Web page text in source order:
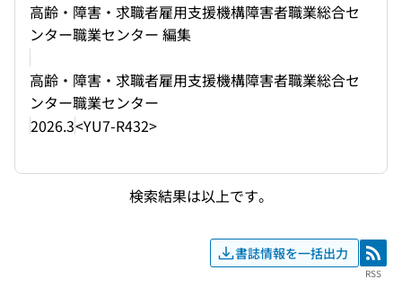
高齢・障害・求職者雇用支援機構障害者職業総合セ
ンター職業センター 編集
高齢・障害・求職者雇用支援機構障害者職業総合セ
ンター職業センター
2026.3<YU7-R432>
検索結果は以上です。
書誌情報を一括出力 RSS
RSS